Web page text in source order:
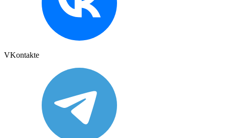
VKontakte